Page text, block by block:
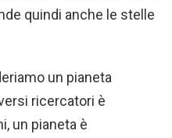
quindi anche le stelle
un pianeta
ricercatori è
un pianeta è